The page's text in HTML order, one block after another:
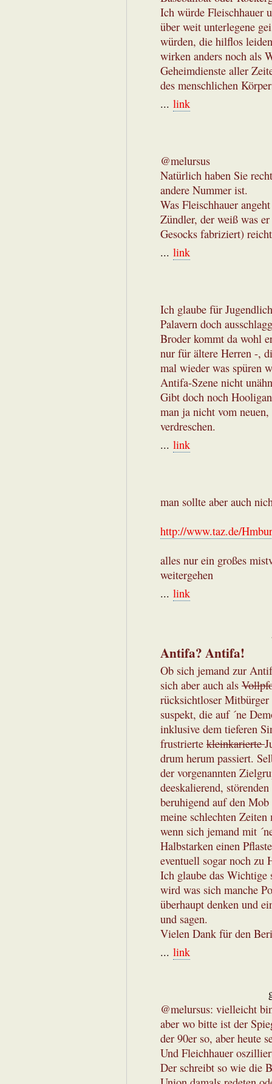
Ich würde Fleischhauer
über weit unterlegene
würden, die hilflos
wirken anders noch als
Geheimdienste aller
des menschlichen
... link
@melursus
Natürlich haben Sie
andere Nummer ist.
Was Fleischhauer
Zündler, der weiß was
Gesocks fabriziert)
... link
Ich glaube für
Palavern doch
Broder kommt da wohl
nur für ältere Herren -,
mal wieder was spüren
Antifa-Szene nicht
Gibt doch noch
man ja nicht vom
verdreschen.
... link
man sollte aber auch
http://www.taz.de/
alles nur ein großes
weitergehen
... link
Antifa? Antifa!
Ob sich jemand zur
sich aber auch als
rücksichtloser
suspekt, die auf ´ne
inklusive dem tieferen
frustrierte kleinkarierte
drum herum passiert.
der vorgenannten
deeskalierend,
beruhigend auf den
meine schlechten
wenn sich jemand mit
Halbstarken einen
eventuell sogar noch zu
Ich glaube das
wird was sich manche
überhaupt denken und
und sagen.
Vielen Dank für den
... link
@melursus: vielleicht
aber wo bitte ist der
der 90er so, aber heute
Und Fleichhauer
Der schreibt so wie die